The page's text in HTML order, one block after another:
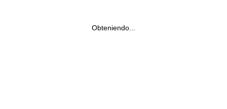
Obteniendo...